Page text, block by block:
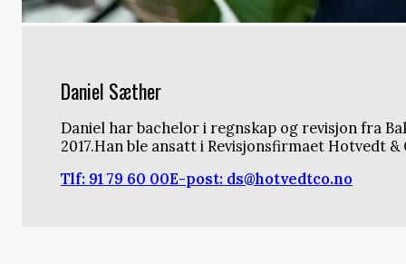
Daniel Sæther
Daniel har bachelor i regnskap og revisjon fra
2017.Han ble ansatt i Revisjonsfirmaet Hotvedt &
Tlf: 91 79 60 00E-post: ds@hotvedtco.no